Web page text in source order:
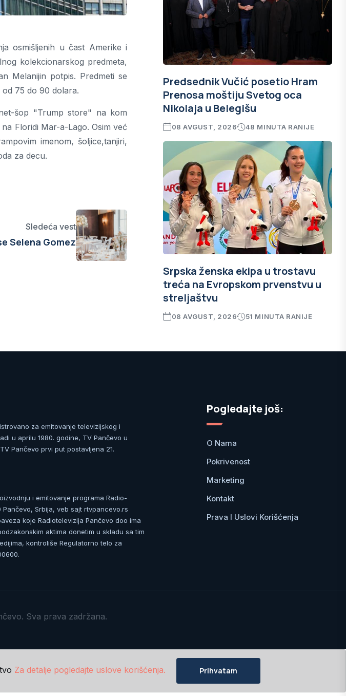
osmišljenih u čast Amerike i
kolekcionarskog predmeta,
Melanijin potpis. Predmeti se
75 do 90 dolara.
šop "Trump store" na kom
Floridi Mar-a-Lago. Osim već
imenom, šoljice,tanjiri,
za decu.
Sledeća vest
Selena Gomez
Predsednik Vučić posetio Hram
Prenosa moštiju Svetog oca
Nikolaja u Belegišu
08 AVGUST, 2026 48 MINUTA RANIJE
Srpska ženska ekipa u trostavu
treća na Evropskom prvenstvu u
streljaštvu
08 AVGUST, 2026 51 MINUTA RANIJE
za emitovanje televizijskog i
u aprilu 1980. godine, TV Pančevo u
Pančevo prvi put postavljena 21.
i emitovanje programa Radio-
Srbija, veb sajt rtvpancevo.rs
koje Radiotelevizija Pančevo doo ima
aktima donetim u skladu sa tim
kontroliše Regulatorno telo za
Pogledajte još:
O Nama
Pokrivenost
Marketing
Kontakt
Prava I Uslovi Korišćenja
Sva prava zadržana.
Za detalje pogledajte uslove korišćenja. Prihvatam